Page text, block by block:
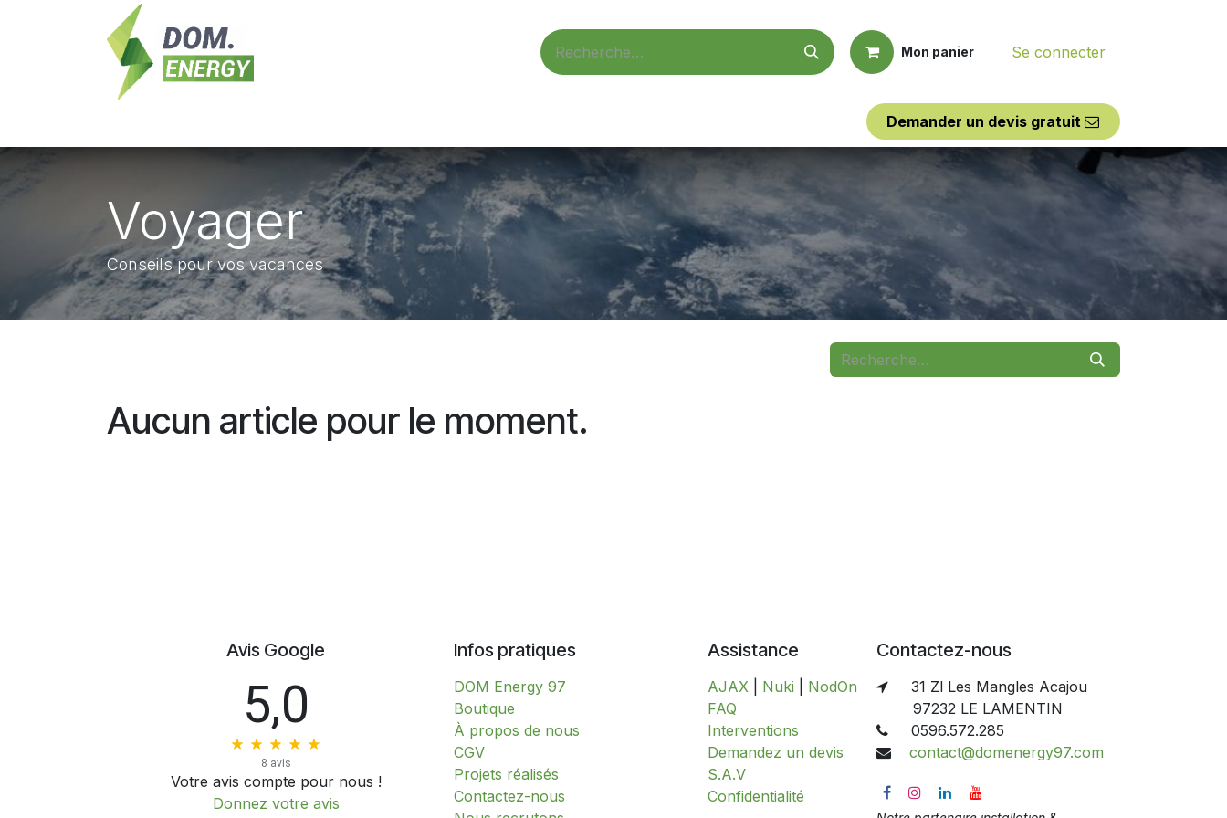
Se rendre au contenu
Mon panier Se connecter
Outillages Assistance
Demander un d​​evis ​​gratuit
Voyager
Conseils pour vos vacances
Aucun article pour le moment.
Contactez-nous
31 Zl Les Mangles Acajou
97232 LE LAMENTIN
0596.572.285
contact@domenergy97.com
Infos pratiques
DOM Energy 97
​​​​​​​​​​​​​​​​​​​​​​​​​​​​​​​​​​​​​​​​​​​​​​​​​​​​​​​​​​​​​​​​​​​​​​​B​o​ut​i​q​u​e​
À propos de nous
CGV
Projets réalisés
Contactez-nous
Assistance
AJAX| Nuki
NodOn
FAQ
Interventions
​​​​​​​​​​​​​​​​​​​​​​​​​D​​e​m​a​n​d​e​z​ ​u​n​ ​d​e​v​i​s
S.A.V
​​​​​​​​​​​​​​Confidentialité​​​​​​​​​​​​​​
Avis Google
5,0
8 avis
Votre avis compte pour nous !
Donnez votre avis